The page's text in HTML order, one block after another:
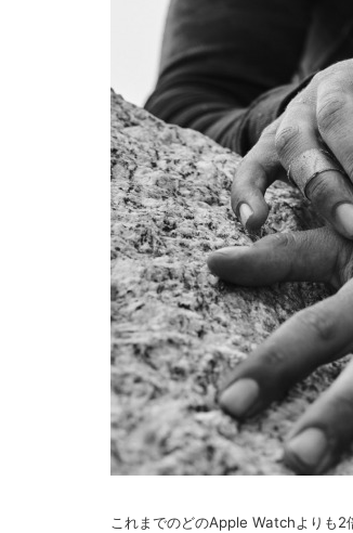
これまでのどのApple Watchよりも2